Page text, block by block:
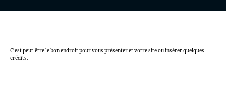
C’est peut-être le bon endroit pour vous présenter et votre site ou insérer quelques
crédits.